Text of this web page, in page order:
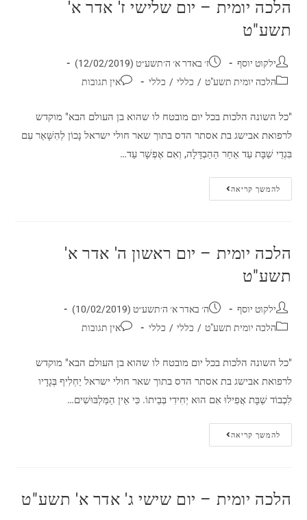
הלכה יומית – יום שלישי ז' אדר א'
תשע"ט
ילקוט יוסף
ז׳ באדר א׳ ה׳תשע״ט (12/02/2019)
הלכה יומית תשע"ט / כללי / כללי אין תגובות
"כל השונה הלכות בכל יום מובטח לו שהוא בן העולם הבא" מוקדש
לרפואת אבישג בת אסתר הדס בתוך שאר חולי ישראל נָכוֹן לְהִשָּׁאֵר עִם
בִּגְדֵי שַׁבָּת עַד אַחַר הַהַבְדָּלָה, וְאִם אֶפְשָׁר עַד…
להמשך קריאה
הלכה יומית – יום ראשון ה' אדר א'
תשע"ט
ילקוט יוסף
ה׳ באדר א׳ ה׳תשע״ט (10/02/2019)
הלכה יומית תשע"ט / כללי / כללי אין תגובות
"כל השונה הלכות בכל יום מובטח לו שהוא בן העולם הבא" מוקדש
לרפואת אבישג בת אסתר הדס בתוך שאר חולי ישראל יַחְלִיף בְּגָדָיו
לִכְבוֹד שַׁבָּת אֲפִילוּ אִם הוּא יְחִידִי בְּבֵיתוֹ. כִּי אֵין הַמַּלְבּוּשִׁים…
להמשך קריאה
הלכה יומית – יום שישי ג' אדר א' תשע"ט